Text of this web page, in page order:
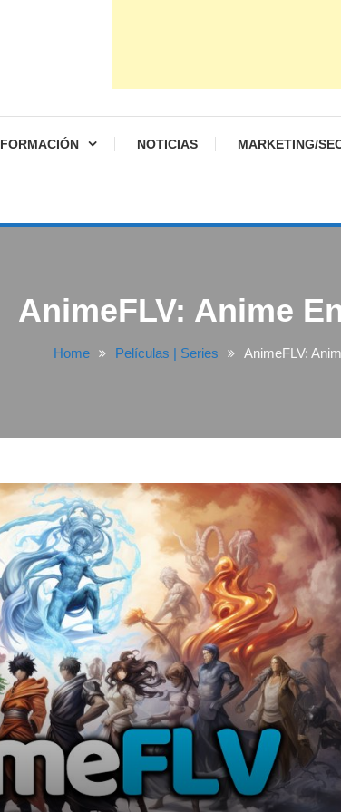
FORMACIÓN NOTICIAS MARKETING/
AnimeFLV: Anime
Home Películas | Series AnimeFLV: